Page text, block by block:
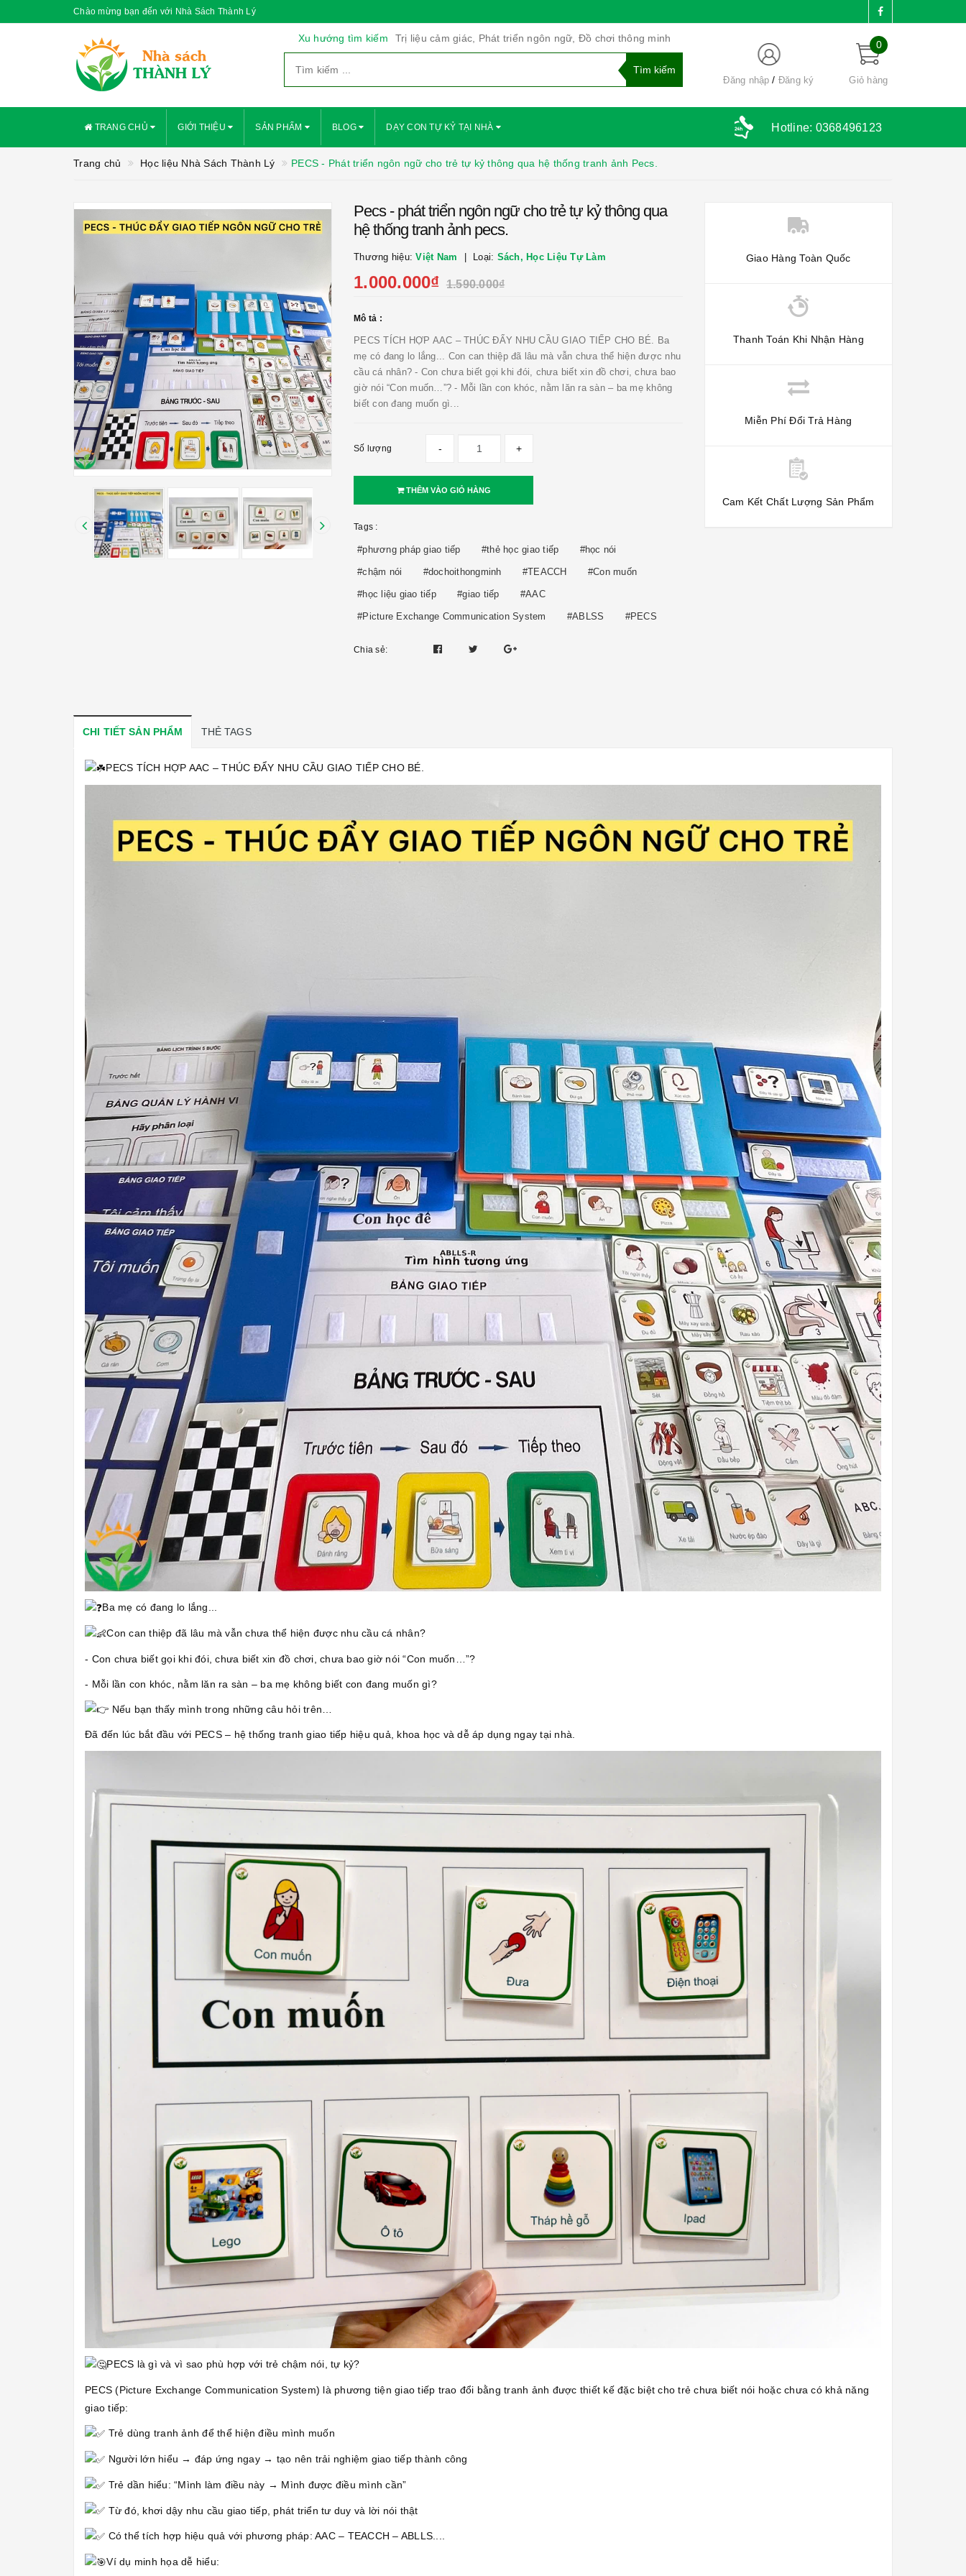
Chào mừng bạn đến với Nhà Sách Thành Lý
Xu hướng tìm kiếm Trị liệu cảm giác, Phát triển ngôn ngữ, Đồ chơi thông minh
Đăng nhập Đăng ký
0
Giỏ hàng
TRANG CHỦ GIỚI THIỆU SẢN PHẨM BLOG DẠY CON TỰ KỶ TẠI NHÀ Hotline: 0368496123
Trang chủ Học liệu Nhà Sách Thành Lý PECS - Phát triển ngôn ngữ cho trẻ tự kỷ thông qua hệ thống tranh ảnh Pecs.
Pecs - phát triển ngôn ngữ cho trẻ tự kỷ thông qua
hệ thống tranh ảnh pecs.
Thương hiệu:Việt Nam Loại: Sách, Học Liệu Tự Làm
1.000.000₫ 1.590.000₫
Mô tả :
PECS TÍCH HỢP AAC – THÚC ĐẨY NHU CẦU GIAO TIẾP CHO BÉ. Ba
mẹ có đang lo lắng... Con can thiệp đã lâu mà vẫn chưa thể hiện được nhu
cầu cá nhân? - Con chưa biết gọi khi đói, chưa biết xin đồ chơi, chưa bao
giờ nói “Con muốn…”? - Mỗi lần con khóc, nằm lăn ra sàn – ba mẹ không
biết con đang muốn gì...
Số lượng - +
THÊM VÀO GIỎ HÀNG
Tags :
#phương pháp giao tiếp #thẻ học giao tiếp #học nói
#chậm nói #dochoithongminh #TEACCH #Con muốn
#học liệu giao tiếp #giao tiếp #AAC
#Picture Exchange Communication System #ABLSS #PECS
Chia sẻ:
Giao Hàng Toàn Quốc
Thanh Toán Khi Nhận Hàng
Miễn Phí Đổi Trả Hàng
Cam Kết Chất Lượng Sản Phẩm
CHI TIẾT SẢN PHẨM THẺ TAGS
PECS TÍCH HỢP AAC – THÚC ĐẨY NHU CẦU GIAO TIẾP CHO BÉ.
Ba mẹ có đang lo lắng...
Con can thiệp đã lâu mà vẫn chưa thể hiện được nhu cầu cá nhân?
- Con chưa biết gọi khi đói, chưa biết xin đồ chơi, chưa bao giờ nói “Con muốn…”?
- Mỗi lần con khóc, nằm lăn ra sàn – ba mẹ không biết con đang muốn gì?
Nếu bạn thấy mình trong những câu hỏi trên…
Đã đến lúc bắt đầu với PECS – hệ thống tranh giao tiếp hiệu quả, khoa học và dễ áp dụng ngay tại nhà.
PECS là gì và vì sao phù hợp với trẻ chậm nói, tự kỷ?
PECS (Picture Exchange Communication System) là phương tiện giao tiếp trao đổi bằng tranh ảnh được thiết kế đặc biệt cho trẻ chưa biết nói hoặc chưa có khả năng
giao tiếp:
Trẻ dùng tranh ảnh để thể hiện điều mình muốn
Người lớn hiểu → đáp ứng ngay → tạo nên trải nghiệm giao tiếp thành công
Trẻ dần hiểu: “Mình làm điều này → Mình được điều mình cần”
Từ đó, khơi dậy nhu cầu giao tiếp, phát triển tư duy và lời nói thật
Có thể tích hợp hiệu quả với phương pháp: AAC – TEACCH – ABLLS....
Ví dụ minh họa dễ hiểu: